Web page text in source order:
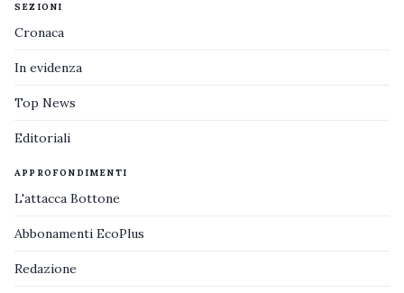
SEZIONI
Cronaca
In evidenza
Top News
Editoriali
APPROFONDIMENTI
L'attacca Bottone
Abbonamenti EcoPlus
Redazione